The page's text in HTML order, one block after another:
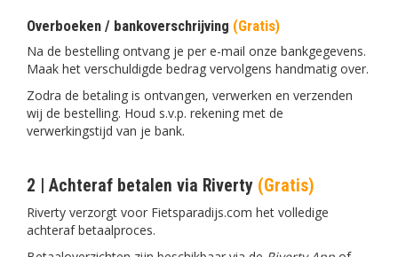
Overboeken / bankoverschrijving (Gratis)
Na de bestelling ontvang je per e-mail onze bankgegevens.
Maak het verschuldigde bedrag vervolgens handmatig over.
Zodra de betaling is ontvangen, verwerken en verzenden
wij de bestelling. Houd s.v.p. rekening met de
verwerkingstijd van je bank.
2 | Achteraf betalen via Riverty (Gratis)
Riverty verzorgt voor Fietsparadijs.com het volledige
achteraf betaalproces.